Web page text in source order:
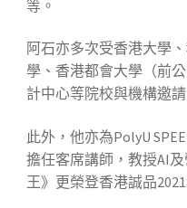
等。
阿石亦多次受香港大學
學、香港都會大學（前
計中心等院校與機構邀
此外，他亦為PolyU
擔任客席講師，教授AI
王》更榮登香港誠品